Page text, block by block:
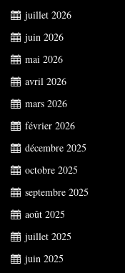
juillet 2026
juin 2026
mai 2026
avril 2026
mars 2026
février 2026
décembre 2025
octobre 2025
septembre 2025
août 2025
juillet 2025
juin 2025